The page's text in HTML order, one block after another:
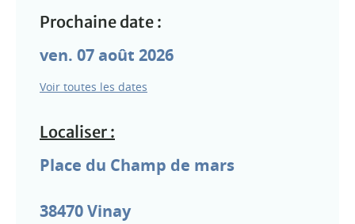
Prochaine date :
ven. 07 août 2026
Voir toutes les dates
Localiser :
Place du Champ de mars
38470Vinay